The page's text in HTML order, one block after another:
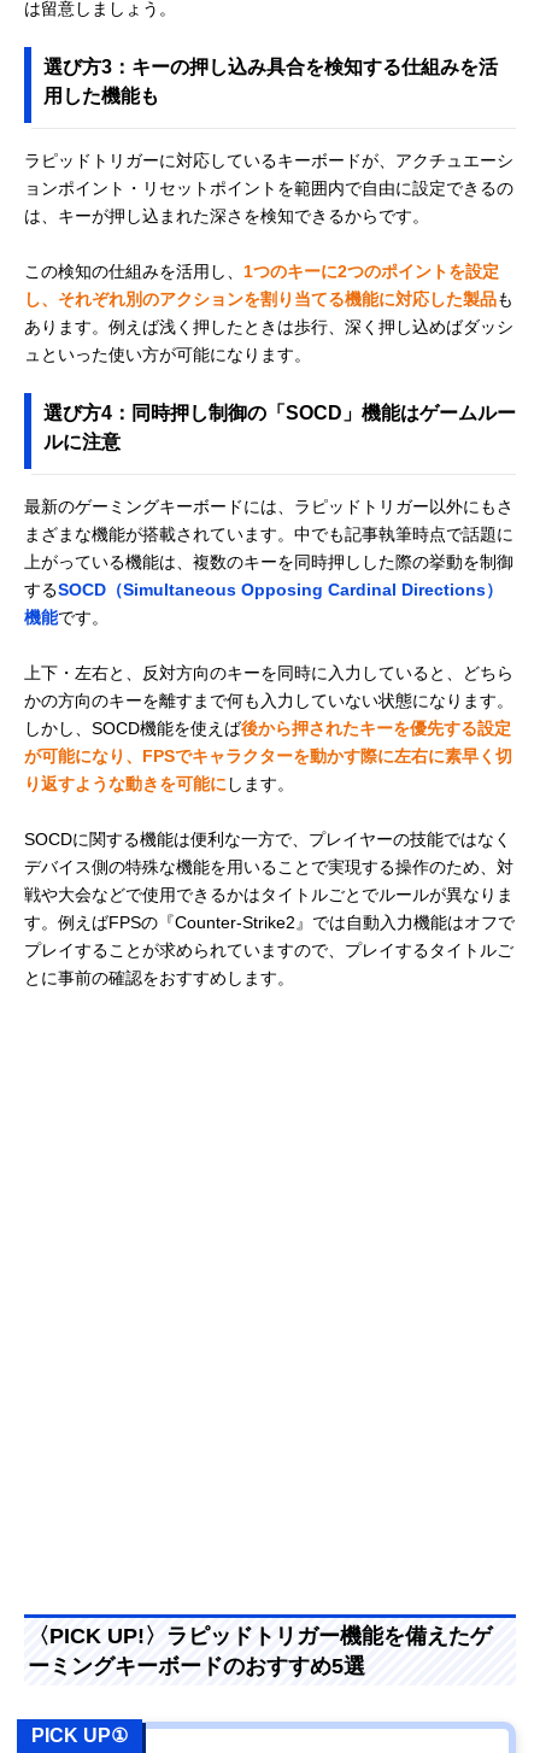
は留意しましょう。
選び方3：キーの押し込み具合を検知する仕組みを活
用した機能も
ラピッドトリガーに対応しているキーボードが、アクチュエーシ
ョンポイント・リセットポイントを範囲内で自由に設定できるの
は、キーが押し込まれた深さを検知できるからです。
この検知の仕組みを活用し、 1つのキーに2つのポイントを設定
し、それぞれ別のアクションを割り当てる機能に対応した製品も
あります。例えば浅く押したときは歩行、深く押し込めばダッシ
ュといった使い方が可能になります。
選び方4：同時押し制御の「SOCD」機能はゲームルー
ルに注意
最新のゲーミングキーボードには、ラピッドトリガー以外にもさ
まざまな機能が搭載されています。中でも記事執筆時点で話題に
上がっている機能は、複数のキーを同時押しした際の挙動を制御
するSOCD（Simultaneous Opposing Cardinal Directions）
機能です。
上下・左右と、反対方向のキーを同時に入力していると、どちら
かの方向のキーを離すまで何も入力していない状態になります。
しかし、SOCD機能を使えば後から押されたキーを優先する設定
が可能になり、FPSでキャラクターを動かす際に左右に素早く切
り返すような動きを可能に します。
SOCDに関する機能は便利な一方で、プレイヤーの技能ではなく
デバイス側の特殊な機能を用いることで実現する操作のため、対
戦や大会などで使用できるかはタイトルごとでルールが異なりま
す。例えばFPSの『Counter-Strike2』では自動入力機能はオフで
プレイすることが求められていますので、プレイするタイトルご
とに事前の確認をおすすめします。
〈PICK UP!〉ラピッドトリガー機能を備えたゲ
ーミングキーボードのおすすめ5選
PICK UP①